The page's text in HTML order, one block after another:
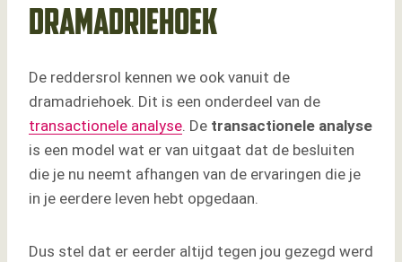
dramadriehoek
De reddersrol kennen we ook vanuit de
dramadriehoek. Dit is een onderdeel van de
transactionele analyse. De transactionele analyse
is een model wat er van uitgaat dat de besluiten
die je nu neemt afhangen van de ervaringen die je
in je eerdere leven hebt opgedaan.
Dus stel dat er eerder altijd tegen jou gezegd werd